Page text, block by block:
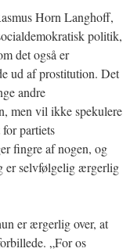
Horn Langhoff,
politik,
det også er
ud af prostitution. Det
andre
men vil ikke spekulere
partiets
fingre af nogen, og
er selvfølgelig ærgerlig
er ærgerlig over, at
„For os